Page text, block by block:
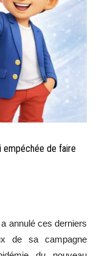
empéchée de faire
annulé ces derniers
de sa campagne